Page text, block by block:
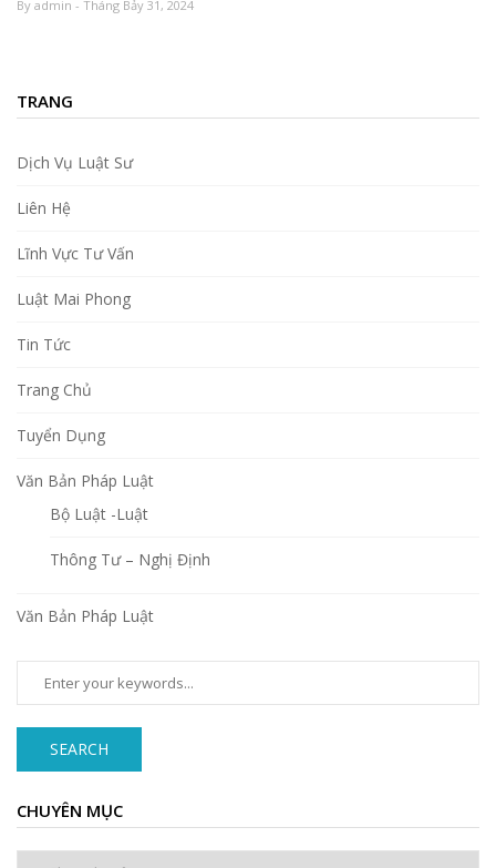
By admin - Tháng Bảy 31, 2024
TRANG
Dịch Vụ Luật Sư
Liên Hệ
Lĩnh Vực Tư Vấn
Luật Mai Phong
Tin Tức
Trang Chủ
Tuyển Dụng
Văn Bản Pháp Luật
Bộ Luật -Luật
Thông Tư – Nghị Định
Văn Bản Pháp Luật
SEARCH
CHUYÊN MỤC